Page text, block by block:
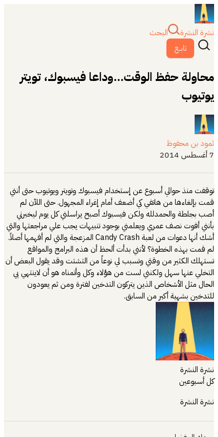
نشرة النشرة
البحث
تابــع
محاولة حفظ الوقت...وداعا فيسبوك، تويتر
يوتيوب
ثمود بن محفوظ
7 أغسطس 2014
توقفت منذ حوالي أسبوع عن إستخدام فيسبوك وتويتر ويوتيوب حتى أنني
قمت بإلغاءها من هاتفي كي أضعف أمام إغراء المجهول. حتى اللآن لم
أصب بجلطة والحمدلله ولكن فيسبوك أصبح يراسلني كل يوم ليخبرني
بأنني أفوت نصف عمري ويعلمني بوجود تنبيهات يجب علي مراجعتها والتي
أشك أنها دعوات من لعبة Candy Crash المزعجة والتي لم أفهمها أصلاً.
لم قمت بهذه الخطوة؟ لأنني بدأت ألحظ أن هذه البرامج والمواقع
تستهلك الكثير من وقتي وتسبب لي نوعاً من التشتت وقد يقول البعض أن
التخلي عنها سهل ولكنني لست من هؤلاء وكل وأتمناه هو أن لاينتهي بي
الحال مثل الأشخاص الذين يتركون التدخين لفترة ومن ثم يعودون
للتدخين بشهية أكبر من السابق.
نشرة النشرة
كل أسبوعين
نشرة النشرة